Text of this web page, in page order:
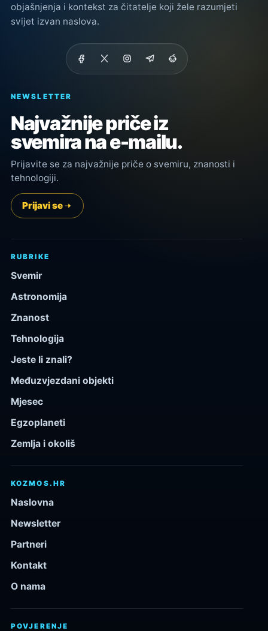
objašnjenja i kontekst za čitatelje koji žele razumjeti
svijet izvan naslova.
NEWSLETTER
Najvažnije priče iz
svemira na e-mailu.
Prijavite se za najvažnije priče o svemiru, znanosti i
tehnologiji.
Prijavi se
RUBRIKE
Svemir
Astronomija
Znanost
Tehnologija
Jeste li znali?
Međuzvjezdani objekti
Mjesec
Egzoplaneti
Zemlja i okoliš
KOZMOS.HR
Naslovna
Newsletter
Partneri
Kontakt
O nama
POVJERENJE